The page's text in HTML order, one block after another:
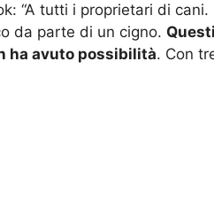
“A tutti i proprietari di
da parte di un cigno.
ha avuto possibilità. Con